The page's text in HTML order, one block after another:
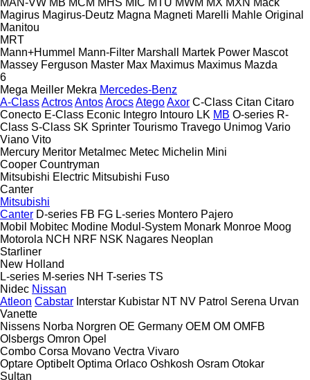
Magirus Magirus-Deutz Magna Magneti Marelli Mahle Original
Manitou
MRT
Mann+Hummel Mann-Filter Marshall Martek Power Mascot
Massey Ferguson Master Max Maximus Maximus Mazda
6
Mega Meiller Mekra Mercedes-Benz
A-ClassActrosAntosArocsAtegoAxor C-Class Citan Citaro
Conecto E-Class Econic Integro Intouro LK MB O-series R-
Class S-Class SK Sprinter Tourismo Travego Unimog Vario
Viano Vito
Mercury Meritor Metalmec Metec Michelin Mini
Cooper Countryman
Mitsubishi Electric Mitsubishi Fuso
Canter
Mitsubishi
Canter D-series FB FG L-series Montero Pajero
Mobil
Mobitec Modine Modul-System Monark Monroe Moog
Motorola NCH NRF NSK Nagares Neoplan
Starliner
New Holland
L-series M-series NH T-series TS
Nidec Nissan
Atleon Cabstar Interstar Kubistar NT NV Patrol Serena Urvan
Vanette
Nissens Norba Norgren OE Germany OEM OM OMFB
Olsbergs Omron Opel
Combo Corsa Movano Vectra Vivaro
Optare Optibelt Optima Orlaco Oshkosh Osram Otokar
Sultan